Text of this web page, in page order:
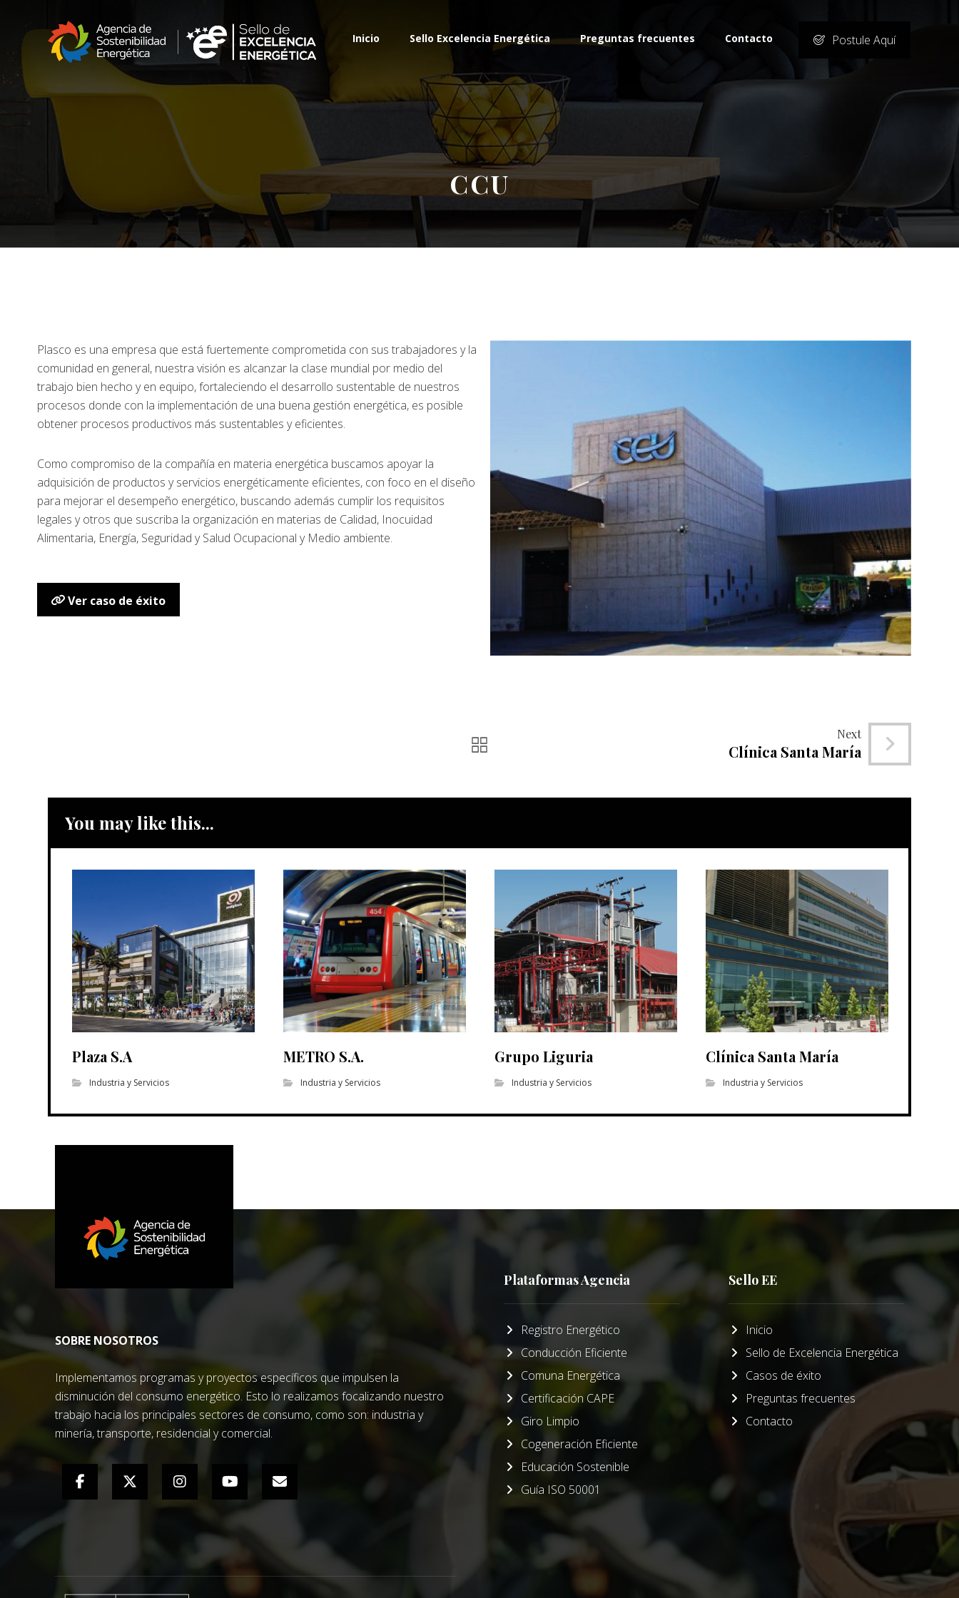
Postule Aquí
Inicio Sello Excelencia Energética Preguntas frecuentes Contacto
CCU
Plasco es una empresa que está fuertemente comprometida con sus trabajadores y la
comunidad en general, nuestra visión es alcanzar la clase mundial por medio del
trabajo bien hecho y en equipo, fortaleciendo el desarrollo sustentable de nuestros
procesos donde con la implementación de una buena gestión energética, es posible
obtener procesos productivos más sustentables y eficientes.
Como compromiso de la compañía en materia energética buscamos apoyar la
adquisición de productos y servicios energéticamente eficientes, con foco en el diseño
para mejorar el desempeño energético, buscando además cumplir los requisitos
legales y otros que suscriba la organización en materias de Calidad, Inocuidad
Alimentaria, Energía, Seguridad y Salud Ocupacional y Medio ambiente.
Ver caso de éxito
Next
Clínica Santa María
You may like this...
Plaza S.A
Industria y Servicios
METRO S.A.
Industria y Servicios
Grupo Liguria
Industria y Servicios
Clínica Santa María
Industria y Servicios
SOBRE NOSOTROS
Implementamos programas y proyectos específicos que impulsen la
disminución del consumo energético. Esto lo realizamos focalizando nuestro
trabajo hacia los principales sectores de consumo, como son: industria y
minería, transporte, residencial y comercial.
Plataformas Agencia
Registro Energético
Conducción Eficiente
Comuna Energética
Certificación CAPE
Giro Limpio
Cogeneración Eficiente
Educación Sostenible
Guía ISO 50001
Sello EE
Inicio
Sello de Excelencia Energética
Casos de éxito
Preguntas frecuentes
Contacto